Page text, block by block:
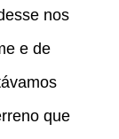
nos
e de
que